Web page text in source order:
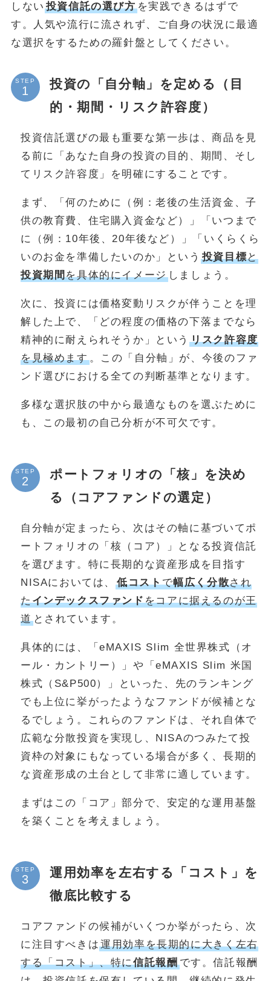
しない 投資信託の選び方を実践できるはずで
す。人気や流行に流されず、ご自身の状況に最適
な選択をするための羅針盤としてください。
STEP
投資の「自分軸」を定める（目
的・期間・リスク許容度）
投資信託選びの最も重要な第一歩は、商品を見
る前に「あなた自身の投資の目的、期間、そし
てリスク許容度」を明確にすることです。
まず、「何のために（例：老後の生活資金、子
供の教育費、住宅購入資金など）」「いつまで
に（例：10年後、20年後など）」「いくらくら
いのお金を準備したいのか」という 投資目標と
投資期間を具体的にイメージしましょう。
次に、投資には価格変動リスクが伴うことを理
解した上で、「どの程度の価格の下落までなら
精神的に耐えられそうか」というリスク許容度
を見極めます。この「自分軸」が、今後のファ
ンド選びにおける全ての判断基準となります。
多様な選択肢の中から最適なものを選ぶために
も、この最初の自己分析が不可欠です。
STEP
ポートフォリオの「核」を決め
る（コアファンドの選定）
自分軸が定まったら、次はその軸に基づいてポ
ートフォリオの「核（コア）」となる投資信託
を選びます。特に長期的な資産形成を目指す
NISAにおいては、低コストで幅広く分散され
たインデックスファンドをコアに据えるのが王
道とされています。
具体的には、「eMAXIS Slim 全世界株式（オ
ール・カントリー）」や「eMAXIS Slim 米国
株式（S&P500）」といった、先のランキング
でも上位に挙がったようなファンドが候補とな
るでしょう。これらのファンドは、それ自体で
広範な分散投資を実現し、NISAのつみたて投
資枠の対象にもなっている場合が多く、長期的
な資産形成の土台として非常に適しています。
まずはこの「コア」部分で、安定的な運用基盤
を築くことを考えましょう。
STEP
運用効率を左右する「コスト」を
徹底比較する
コアファンドの候補がいくつか挙がったら、次
に注目すべきは運用効率を長期的に大きく左右
する「コスト」、特に信託報酬です。信託報酬